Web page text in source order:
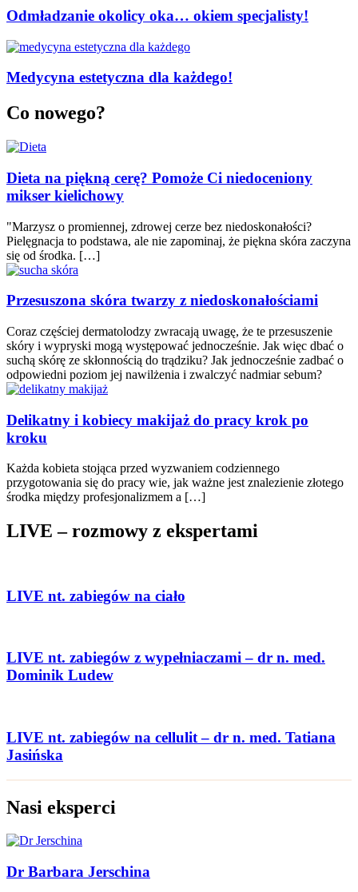
Odmładzanie okolicy oka… okiem specjalisty!
Medycyna estetyczna dla każdego!
Co nowego?
Dieta na piękną cerę? Pomoże Ci niedoceniony
mikser kielichowy
"Marzysz o promiennej, zdrowej cerze bez niedoskonałości?
Pielęgnacja to podstawa, ale nie zapominaj, że piękna skóra zaczyna
się od środka. […]
Przesuszona skóra twarzy z niedoskonałościami
Coraz częściej dermatolodzy zwracają uwagę, że te przesuszenie
skóry i wypryski mogą występować jednocześnie. Jak więc dbać o
suchą skórę ze skłonnością do trądziku? Jak jednocześnie zadbać o
odpowiedni poziom jej nawilżenia i zwalczyć nadmiar sebum?
Delikatny i kobiecy makijaż do pracy krok po
kroku
Każda kobieta stojąca przed wyzwaniem codziennego
przygotowania się do pracy wie, jak ważne jest znalezienie złotego
środka między profesjonalizmem a […]
LIVE – rozmowy z ekspertami
LIVE nt. zabiegów na ciało
LIVE nt. zabiegów z wypełniaczami – dr n. med.
Dominik Ludew
LIVE nt. zabiegów na cellulit – dr n. med. Tatiana
Jasińska
Nasi eksperci
Dr Barbara Jerschina